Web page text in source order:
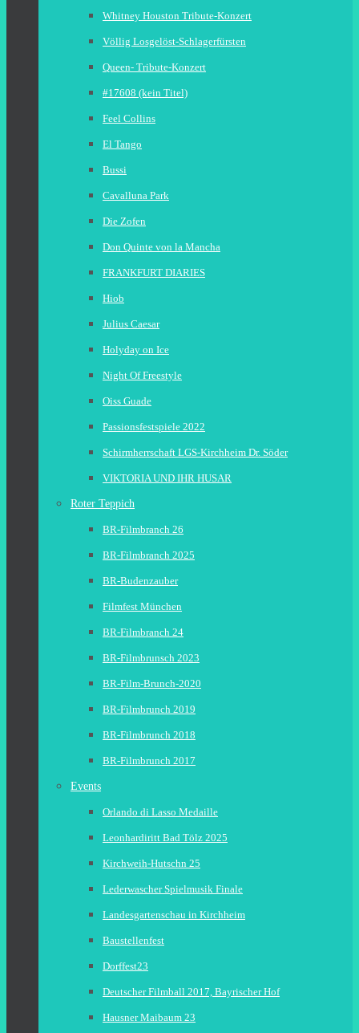
Whitney Houston Tribute-Konzert
Völlig Losgelöst-Schlagerfürsten
Queen- Tribute-Konzert
#17608 (kein Titel)
Feel Collins
El Tango
Bussi
Cavalluna Park
Die Zofen
Don Quinte von la Mancha
FRANKFURT DIARIES
Hiob
Julius Caesar
Holyday on Ice
Night Of Freestyle
Oiss Guade
Passionsfestspiele 2022
Schirmherrschaft LGS-Kirchheim Dr. Söder
VIKTORIA UND IHR HUSAR
Roter Teppich
BR-Filmbranch 26
BR-Filmbranch 2025
BR-Budenzauber
Filmfest München
BR-Filmbranch 24
BR-Filmbrunsch 2023
BR-Film-Brunch-2020
BR-Filmbrunch 2019
BR-Filmbrunch 2018
BR-Filmbrunch 2017
Events
Orlando di Lasso Medaille
Leonhardiritt Bad Tölz 2025
Kirchweih-Hutschn 25
Lederwascher Spielmusik Finale
Landesgartenschau in Kirchheim
Baustellenfest
Dorffest23
Deutscher Filmball 2017, Bayrischer Hof
Hausner Maibaum 23